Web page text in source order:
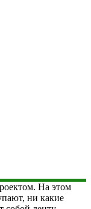
На этом
ни какие